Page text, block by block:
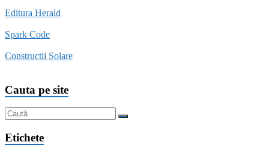
Editura Herald
Spark Code
Constructii Solare
Cauta pe site
Etichete